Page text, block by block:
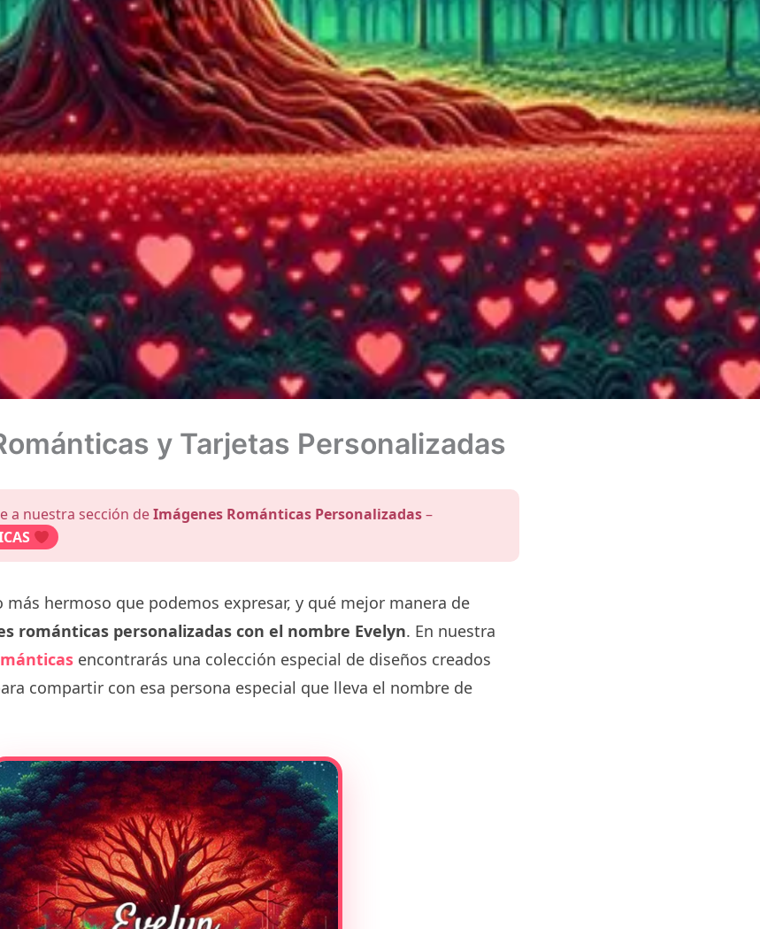
y Tarjetas Personalizadas
a nuestra sección deImágenes Románticas Personalizadas–
hermoso que podemos expresar, y qué mejor manera de
románticas personalizadas con el nombre Evelyn. En nuestra
encontrarás una colección especial de diseños creados
compartir con esa persona especial que lleva el nombre de